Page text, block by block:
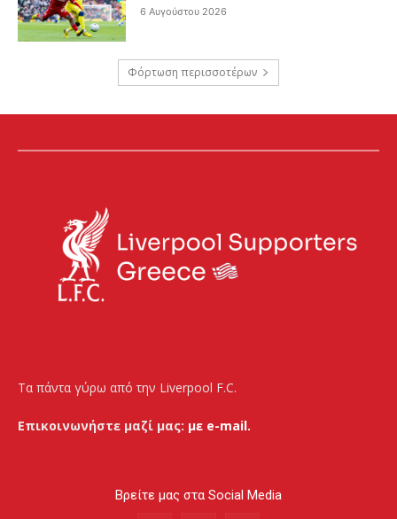
6 Αυγούστου 2026
Φόρτωση περισσοτέρων
Τα πάντα γύρω από την Liverpool F.C.
Επικοινωνήστε μαζί μας: με e-mail.
Βρείτε μας στα Social Media